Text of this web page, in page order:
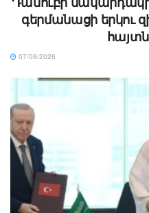
գերմանացի երկու
07/08/2026